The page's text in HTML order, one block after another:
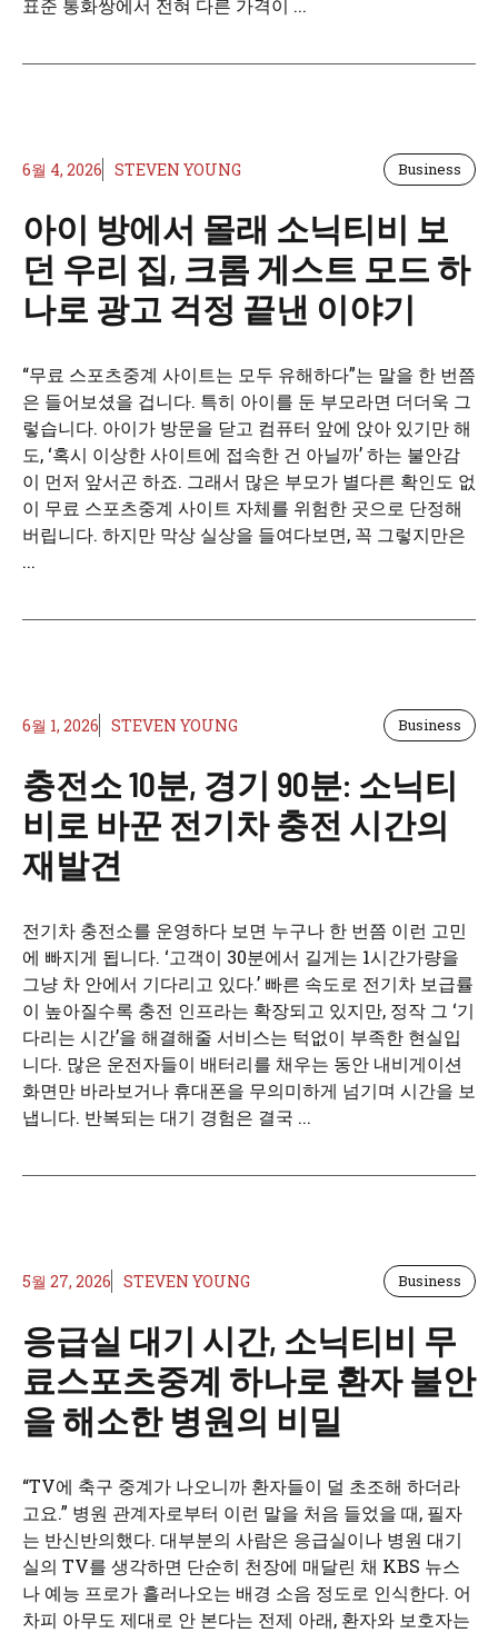
표준 통화쌍에서 전혀 다른 가격이 ...
6월 4, 2026 STEVEN YOUNG Business
아이 방에서 몰래 소닉티비 보
던 우리 집, 크롬 게스트 모드 하
나로 광고 걱정 끝낸 이야기
“무료 스포츠중계 사이트는 모두 유해하다”는 말을 한 번쯤
은 들어보셨을 겁니다. 특히 아이를 둔 부모라면 더더욱 그
렇습니다. 아이가 방문을 닫고 컴퓨터 앞에 앉아 있기만 해
도, ‘혹시 이상한 사이트에 접속한 건 아닐까’ 하는 불안감
이 먼저 앞서곤 하죠. 그래서 많은 부모가 별다른 확인도 없
이 무료 스포츠중계 사이트 자체를 위험한 곳으로 단정해
버립니다. 하지만 막상 실상을 들여다보면, 꼭 그렇지만은
...
6월 1, 2026 STEVEN YOUNG Business
충전소 10분, 경기 90분: 소닉티
비로 바꾼 전기차 충전 시간의
재발견
전기차 충전소를 운영하다 보면 누구나 한 번쯤 이런 고민
에 빠지게 됩니다. ‘고객이 30분에서 길게는 1시간가량을
그냥 차 안에서 기다리고 있다.’ 빠른 속도로 전기차 보급률
이 높아질수록 충전 인프라는 확장되고 있지만, 정작 그 ‘기
다리는 시간’을 해결해줄 서비스는 턱없이 부족한 현실입
니다. 많은 운전자들이 배터리를 채우는 동안 내비게이션
화면만 바라보거나 휴대폰을 무의미하게 넘기며 시간을 보
냅니다. 반복되는 대기 경험은 결국 ...
5월 27, 2026 STEVEN YOUNG Business
응급실 대기 시간, 소닉티비 무
료스포츠중계 하나로 환자 불안
을 해소한 병원의 비밀
“TV에 축구 중계가 나오니까 환자들이 덜 초조해 하더라
고요.” 병원 관계자로부터 이런 말을 처음 들었을 때, 필자
는 반신반의했다. 대부분의 사람은 응급실이나 병원 대기
실의 TV를 생각하면 단순히 천장에 매달린 채 KBS 뉴스
나 예능 프로가 흘러나오는 배경 소음 정도로 인식한다. 어
차피 아무도 제대로 안 본다는 전제 아래, 환자와 보호자는